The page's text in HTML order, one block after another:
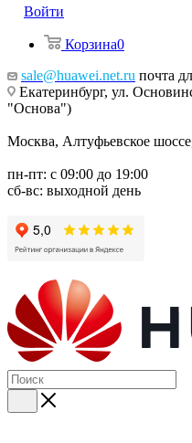
Войти
Корзина0
sale@huawei.net.ru почта
Екатеринбург, ул.
"Основа")
Москва, Алтуфьевское
пн-пт: с 09:00 до 19:00
сб-вс: выходной день